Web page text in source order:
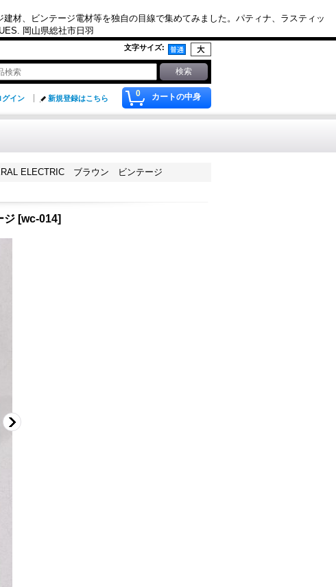
材、ビンテージ電材等を独自の目線で集めてみました。パティナ、ラスティッ
岡山県総社市日羽
文字サイズ:
0 カートの中身
グイン 新規登録はこちら
ELECTRIC ブラウン ビンテージ
ジ [wc-014]